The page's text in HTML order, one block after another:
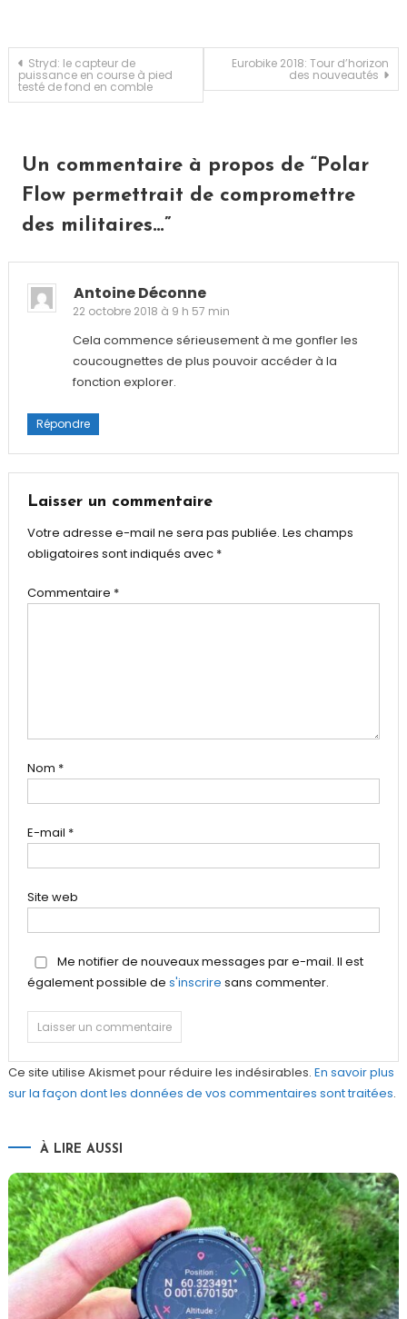
Navigation
de
l’article
Stryd: le capteur de
puissance en course à pied
testé de fond en comble
Eurobike 2018: Tour d’horizon
des nouveautés
Un commentaire à propos de “Polar
Flow permettrait de compromettre
des militaires…”
Antoine Déconne
22 octobre 2018 à 9 h 57 min
Cela commence sérieusement à me gonfler les
coucougnettes de plus pouvoir accéder à la
fonction explorer.
Répondre
Laisser un commentaire
Votre adresse e-mail ne sera pas publiée. Les champs
obligatoires sont indiqués avec *
Commentaire *
Nom *
E-mail *
Site web
Me notifier de nouveaux messages par e-mail. Il est
également possible de s'inscrire sans commenter.
Ce site utilise Akismet pour réduire les indésirables. En savoir plus
sur la façon dont les données de vos commentaires sont traitées.
À LIRE AUSSI